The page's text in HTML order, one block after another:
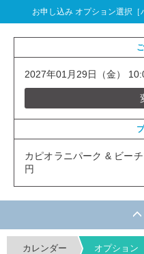
お申し込み オプション選択［
2027年01月29日（金）
カピオラニパーク & ビー
円
カレンダー オプション